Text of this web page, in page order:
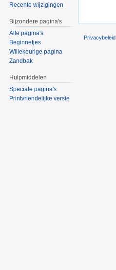
Recente wijzigingen
Bijzondere pagina's
Alle pagina's
Beginnetjes
Willekeurige pagina
Zandbak
Hulpmiddelen
Speciale pagina's
Printvriendelijke versie
Privacybeleid